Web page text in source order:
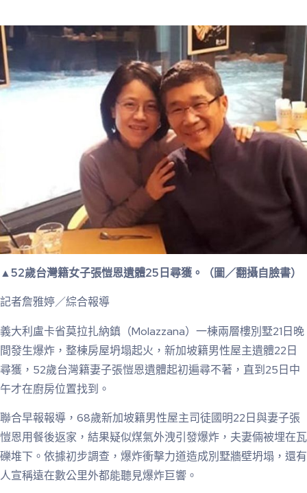
▲52歲台灣籍女子張愷恩遺體25日尋獲。（圖／翻攝自臉書）
記者詹雅婷／綜合報導
義大利盧卡省莫拉扎納鎮（Molazzana）一棟兩層樓別墅21日晚
間發生爆炸，整棟房屋坍塌起火，新加坡籍男性屋主遺體22日
尋獲，52歲台灣籍妻子張愷恩遺體起初遍尋不著，直到25日中
午才在廚房位置找到。
聯合早報報導，68歲新加坡籍男性屋主司徒國明22日與妻子張
愷恩用餐後返家，結果疑似煤氣外洩引發爆炸，夫妻倆被埋在瓦
礫堆下。依據初步調查，爆炸衝擊力道造成別墅牆壁坍塌，還有
人宣稱遠在數公里外都能聽見爆炸巨響。